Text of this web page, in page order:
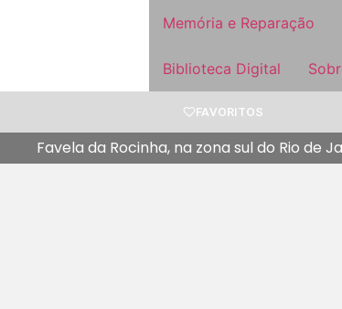
Memória e Reparação
Biblioteca Digital
FAVORITOS
Favela da Rocinha, na zona sul do Rio de